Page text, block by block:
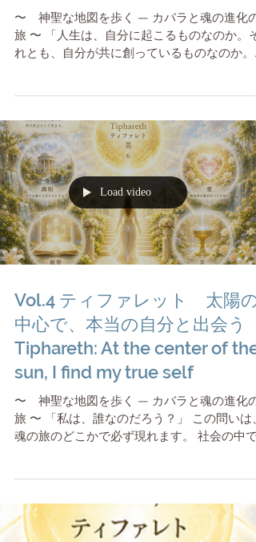
〜 神聖な地図を歩く — カバラと魂の進化の
旅 〜 「人生は、自分に起こるものなのか。そ
れとも、自分が共に創っているものなのか。
ツァクで、知性と感情という二つの翼を整え
ティファレトで、本当の自己の光に触れ。 ゲ
ラーとケセドで、愛と力のバランスを学びま
た。 そして今、旅はさらに高い領域へ向かい
す。 ここから先は、個人的な癒しや自己成長
けの話ではありません。 もっと大きな問いが
まります。 「そもそも、世界はどう創られて
るのか？」 生命の樹の至高の三角形。 そこに
あるのが、ビナー（Binah） と コクマー
と峻厳の源流 生命の樹には、三つの縦の柱が
ります。 右の柱（慈悲の柱） 左の柱（峻厳の
柱） 中央の柱（均衡の柱） コクマーは慈悲の
柱の頂点。ゲブラーとケセドで学んだ「力と
愛」の根源が、ここに宿っています。 ビナー
Load video
Vol.4 ティファレット 太陽の
中心で、本当の自分と出会う
Tiphareth: At the center of the
sun, I find my true self
〜 神聖な地図を歩く — カバラと魂の進化の
旅 〜 「私は、誰なのだろう？」 この問いは、
魂の旅のどこかで必ず現れます。 社会の中で
間、もっと深い問いが立ち上がります。 その
にいる、本当の私は誰なのか？生命の樹の旅